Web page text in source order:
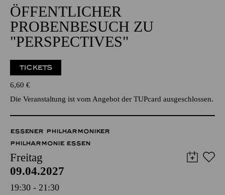
18:00
Aalto-Theater
ÖFFENTLICHER
PROBENBESUCH ZU
"PERSPECTIVES"
TICKETS
6,60€
Die Veranstaltung ist vom Angebot der TUPcard ausgeschlossen.
ESSENER PHILHARMONIKER
PHILHARMONIE ESSEN
Freitag